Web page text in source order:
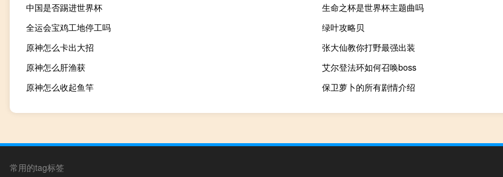
中国是否踢进世界杯
生命之杯是世界杯主题曲吗
全运会宝鸡工地停工吗
绿叶攻略贝
原神怎么卡出大招
张大仙教你打野最强出装
原神怎么肝渔获
艾尔登法环如何召唤boss
原神怎么收起鱼竿
保卫萝卜的所有剧情介绍
常用的tag标签